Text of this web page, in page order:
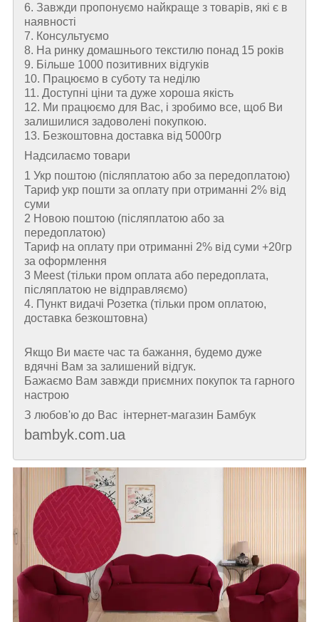
6. Завжди пропонуємо найкраще з товарів, які є в
наявності
7. Консультуємо
8. На ринку домашнього текстилю понад 15 років
9. Більше 1000 позитивних відгуків
10. Працюємо в суботу та неділю
11. Доступні ціни та дуже хороша якість
12. Ми працюємо для Вас, і зробимо все, щоб Ви
залишилися задоволені покупкою.
13. Безкоштовна доставка від 5000гр
Надсилаємо товари
1 Укр поштою (пiсляплатою або за передоплатою)
Тариф укр пошти за оплату при отриманні 2% від
суми
2 Новою поштою (пiсляплатою або за
передоплатою)
Тариф на оплату при отриманні 2% від суми +20гр
за оформлення
3 Meest (тільки пром оплата або передоплата,
післяплатою не відправляємо)
4. Пункт видачі Розетка (тільки пром оплатою,
доставка безкоштовна)
Якщо Ви маєте час та бажання, будемо дуже
вдячні Вам за залишений відгук.
Бажаємо Вам завжди приємних покупок та гарного
настрою
З любов'ю до Вас інтернет-магазин Бамбук
bambyk.com.ua